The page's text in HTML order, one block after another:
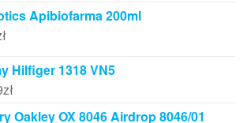
Apibiofarma 200ml
Hilfiger 1318 VN5
zł
Oakley OX 8046 Airdrop 8046/01